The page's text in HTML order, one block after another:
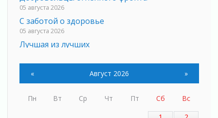
05 августа 2026
С заботой о здоровье
05 августа 2026
Лучшая из лучших
05 августа 2026
ведомства и муниципалитета»
« Август 2026 »
Пн Вт Ср Чт Пт Сб
Вс